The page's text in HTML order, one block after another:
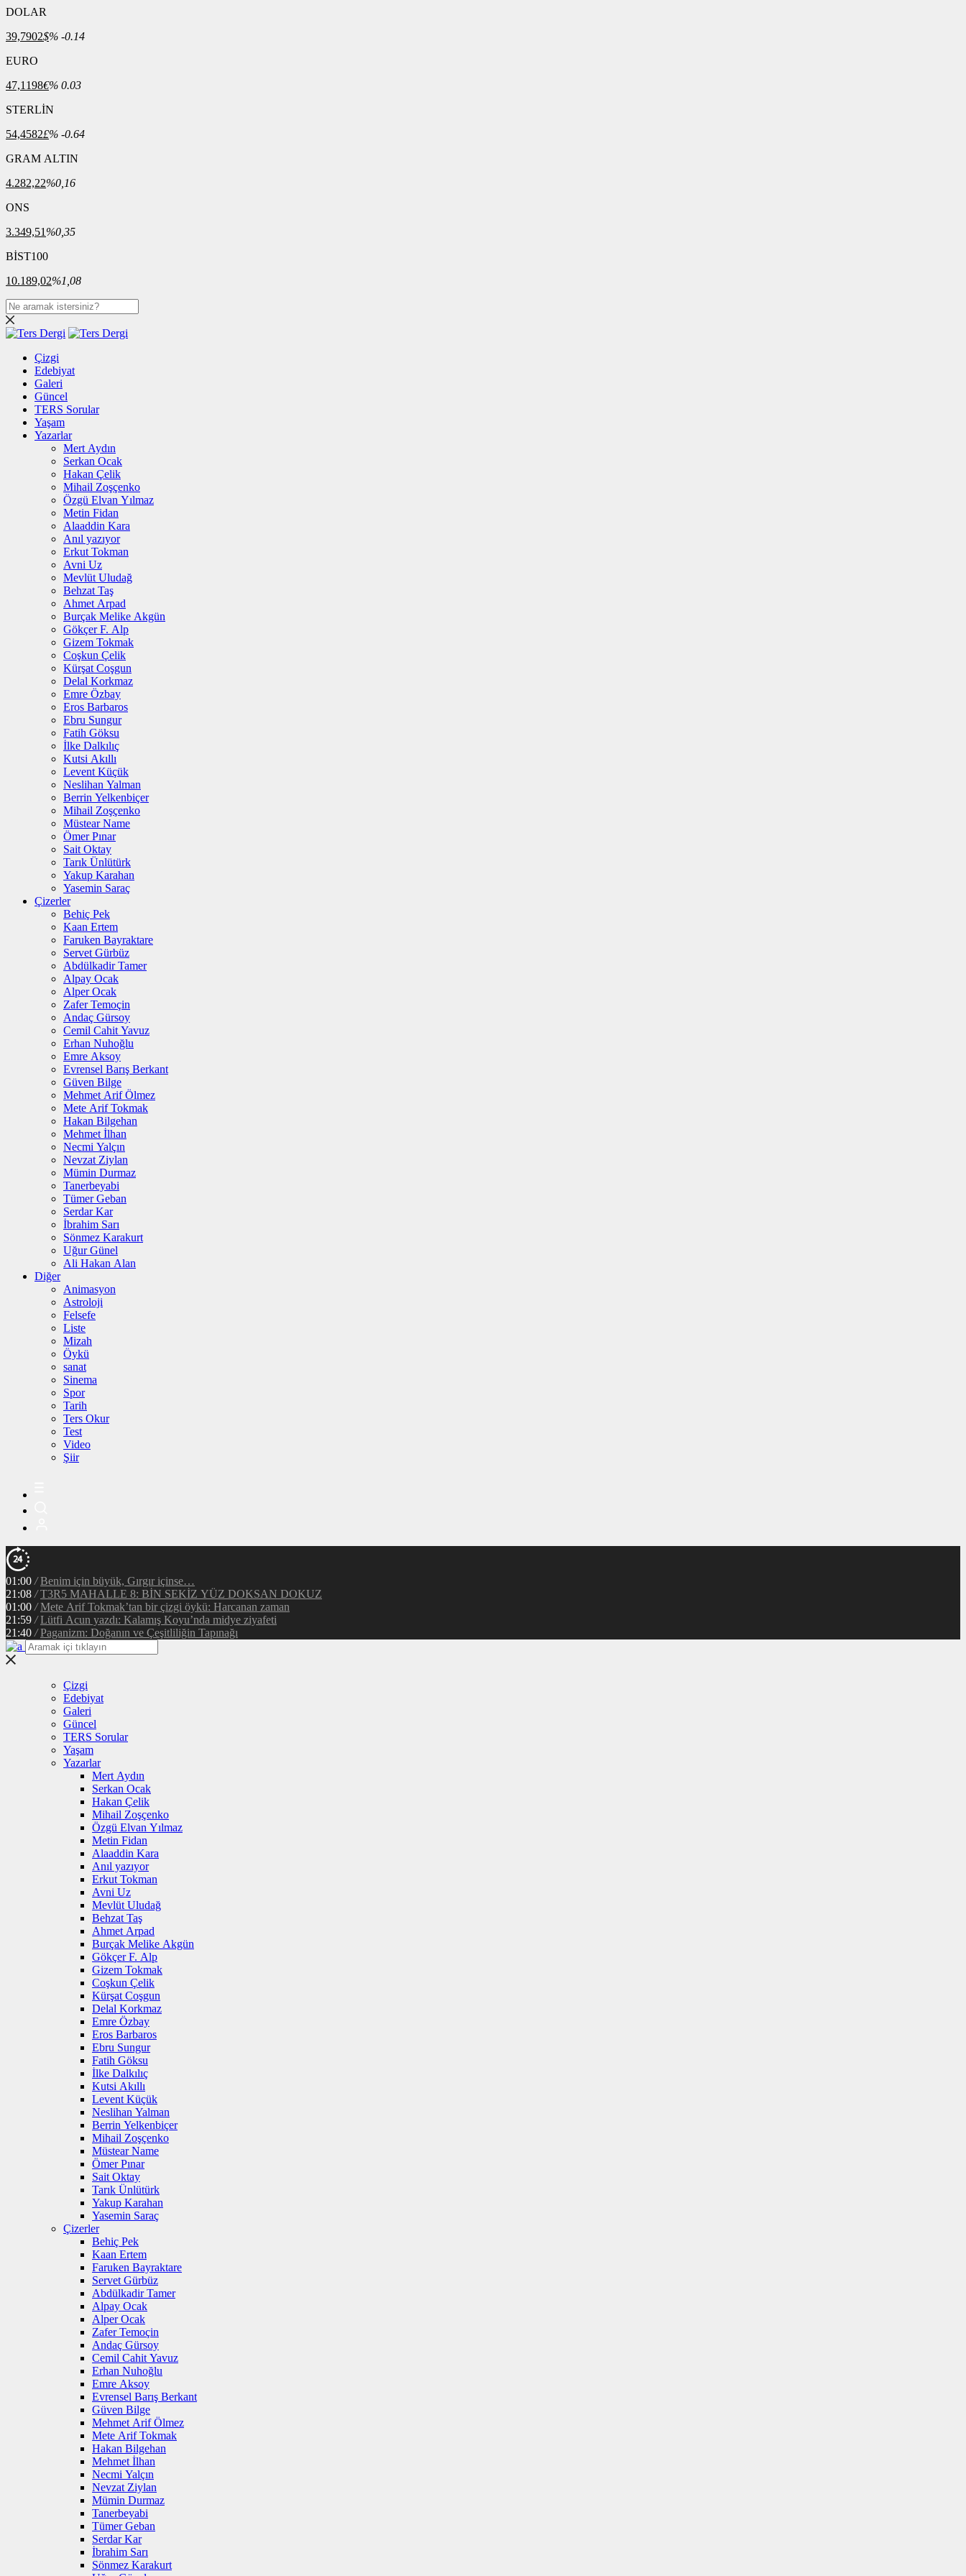
DOLAR
39,7902$% -0.14
EURO
47,1198€% 0.03
STERLİN
54,4582£% -0.64
GRAM ALTIN
4.282,22%0,16
ONS
3.349,51 %0,35
BİST100
10.189,02%1,08
Çizgi
Edebiyat
Galeri
Güncel
TERS Sorular
Yaşam
Yazarlar
Mert Aydın
Serkan Ocak
Hakan Çelik
Mihail Zoşçenko
Özgü Elvan Yılmaz
Metin Fidan
Alaaddin Kara
Anıl yazıyor
Erkut Tokman
Avni Uz
Mevlüt Uludağ
Behzat Taş
Ahmet Arpad
Burçak Melike Akgün
Gökçer F. Alp
Gizem Tokmak
Coşkun Çelik
Kürşat Coşgun
Delal Korkmaz
Emre Özbay
Eros Barbaros
Ebru Sungur
Fatih Göksu
İlke Dalkılıç
Kutsi Akıllı
Levent Küçük
Neslihan Yalman
Berrin Yelkenbiçer
Mihail Zoşçenko
Müstear Name
Ömer Pınar
Sait Oktay
Tarık Ünlütürk
Yakup Karahan
Yasemin Saraç
Çizerler
Behiç Pek
Kaan Ertem
Faruken Bayraktare
Servet Gürbüz
Abdülkadir Tamer
Alpay Ocak
Alper Ocak
Zafer Temoçin
Andaç Gürsoy
Cemil Cahit Yavuz
Erhan Nuhoğlu
Emre Aksoy
Evrensel Barış Berkant
Güven Bilge
Mehmet Arif Ölmez
Mete Arif Tokmak
Hakan Bilgehan
Mehmet İlhan
Necmi Yalçın
Nevzat Ziylan
Mümin Durmaz
Tanerbeyabi
Tümer Geban
Serdar Kar
İbrahim Sarı
Sönmez Karakurt
Uğur Günel
Ali Hakan Alan
Diğer
Animasyon
Astroloji
Felsefe
Liste
Mizah
Öykü
sanat
Sinema
Spor
Tarih
Ters Okur
Test
Video
Şiir
01:00 / Benim için büyük, Gırgır içinse…
21:08 / T3R5 MAHALLE 8: BİN SEKİZ YÜZ DOKSAN DOKUZ
01:00 / Mete Arif Tokmak’tan bir çizgi öykü: Harcanan zaman
21:59 / Lütfi Acun yazdı: Kalamış Koyu’nda midye ziyafeti
21:40 / Paganizm: Doğanın ve Çeşitliliğin Tapınağı
Çizgi
Edebiyat
Galeri
Güncel
TERS Sorular
Yaşam
Yazarlar
Mert Aydın
Serkan Ocak
Hakan Çelik
Mihail Zoşçenko
Özgü Elvan Yılmaz
Metin Fidan
Alaaddin Kara
Anıl yazıyor
Erkut Tokman
Avni Uz
Mevlüt Uludağ
Behzat Taş
Ahmet Arpad
Burçak Melike Akgün
Gökçer F. Alp
Gizem Tokmak
Coşkun Çelik
Kürşat Coşgun
Delal Korkmaz
Emre Özbay
Eros Barbaros
Ebru Sungur
Fatih Göksu
İlke Dalkılıç
Kutsi Akıllı
Levent Küçük
Neslihan Yalman
Berrin Yelkenbiçer
Mihail Zoşçenko
Müstear Name
Ömer Pınar
Sait Oktay
Tarık Ünlütürk
Yakup Karahan
Yasemin Saraç
Çizerler
Behiç Pek
Kaan Ertem
Faruken Bayraktare
Servet Gürbüz
Abdülkadir Tamer
Alpay Ocak
Alper Ocak
Zafer Temoçin
Andaç Gürsoy
Cemil Cahit Yavuz
Erhan Nuhoğlu
Emre Aksoy
Evrensel Barış Berkant
Güven Bilge
Mehmet Arif Ölmez
Mete Arif Tokmak
Hakan Bilgehan
Mehmet İlhan
Necmi Yalçın
Nevzat Ziylan
Mümin Durmaz
Tanerbeyabi
Tümer Geban
Serdar Kar
İbrahim Sarı
Sönmez Karakurt